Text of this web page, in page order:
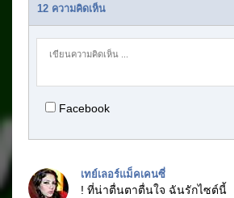
12 ความคิดเห็น
Facebook
เทย์เลอร์แม็คเคนซี่
! ที่น่าตื่นตาตื่นใจ ฉันรักไซต์นี้